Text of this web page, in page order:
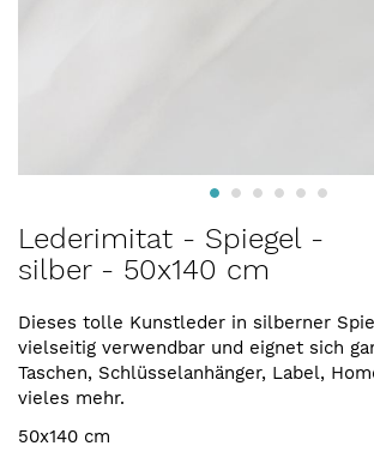
Anfang
der
springen
Lederimitat - Spiegel -
silber - 50x140 cm
Dieses tolle Kunstleder in silberner
vielseitig verwendbar und eignet sich
Taschen, Schlüsselanhänger, Label,
vieles mehr.
50x140 cm